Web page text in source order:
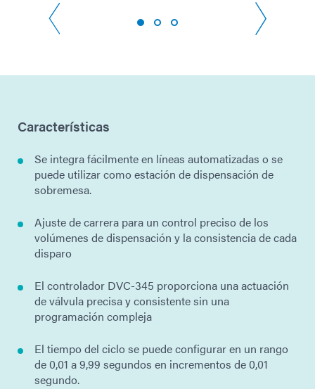
Características
Se integra fácilmente en líneas automatizadas o se
puede utilizar como estación de dispensación de
sobremesa.
Ajuste de carrera para un control preciso de los
volúmenes de dispensación y la consistencia de cada
disparo
El controlador DVC-345 proporciona una actuación
de válvula precisa y consistente sin una
programación compleja
El tiempo del ciclo se puede configurar en un rango
de 0,01 a 9,99 segundos en incrementos de 0,01
segundo.